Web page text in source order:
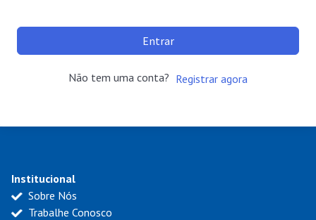
Entrar
Não tem uma conta? Registrar agora
Institucional
Sobre Nós
Trabalhe Conosco